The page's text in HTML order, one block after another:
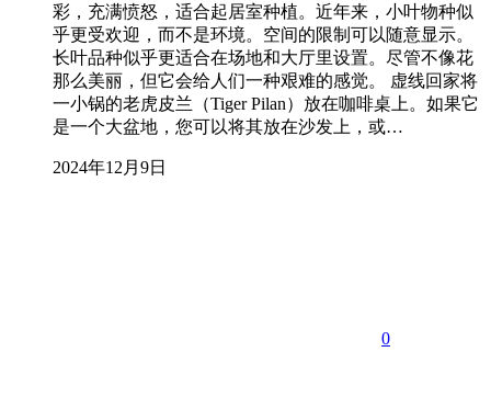
彩，充满愤怒，适合起居室种植。近年来，小叶物种似
乎更受欢迎，而不是环境。空间的限制可以随意显示。
长叶品种似乎更适合在场地和大厅里设置。尽管不像花
那么美丽，但它会给人们一种艰难的感觉。 虚线回家将
一小锅的老虎皮兰（Tiger Pilan）放在咖啡桌上。如果它
是一个大盆地，您可以将其放在沙发上，或…
2024年12月9日
0